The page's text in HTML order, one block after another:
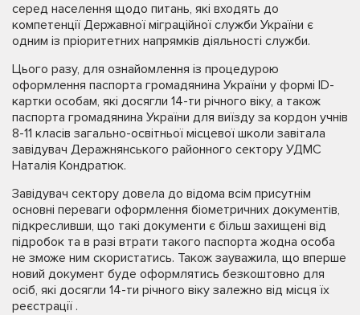
серед населення щодо питань, які входять до
компетенції Державної міграційної служби України є
одним із пріоритетних напрямків діяльності служби.
Цього разу, для ознайомлення із процедурою
оформлення паспорта громадянина України у формі ID-
картки особам, які досягли 14-ти річного віку, а також
паспорта громадянина України для виїзду за кордон учнів
8-11 класів загально-освітньої місцевої школи завітала
завідувач Деражнянського районного сектору УДМС
Наталія Кондратюк.
Завідувач сектору довела до відома всім присутнім
основні переваги оформлення біометричних документів,
підкресливши, що такі документи є більш захищені від
підробок та в разі втрати такого паспорта жодна особа
не зможе ним скористатись. Також зауважила, що вперше
новий документ буде оформлятись безкоштовно для
осіб, які досягли 14-ти річного віку залежно від місця їх
реєстрації .